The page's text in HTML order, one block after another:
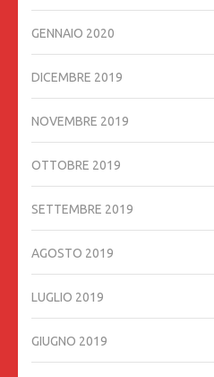
GENNAIO 2020
DICEMBRE 2019
NOVEMBRE 2019
OTTOBRE 2019
SETTEMBRE 2019
AGOSTO 2019
LUGLIO 2019
GIUGNO 2019